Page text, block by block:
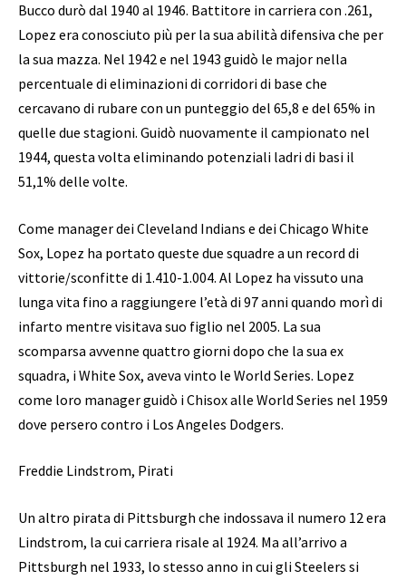
Bucco durò dal 1940 al 1946. Battitore in carriera con .261,
Lopez era conosciuto più per la sua abilità difensiva che per
la sua mazza. Nel 1942 e nel 1943 guidò le major nella
percentuale di eliminazioni di corridori di base che
cercavano di rubare con un punteggio del 65,8 e del 65% in
quelle due stagioni. Guidò nuovamente il campionato nel
1944, questa volta eliminando potenziali ladri di basi il
51,1% delle volte.
Come manager dei Cleveland Indians e dei Chicago White
Sox, Lopez ha portato queste due squadre a un record di
vittorie/sconfitte di 1.410-1.004. Al Lopez ha vissuto una
lunga vita fino a raggiungere l’età di 97 anni quando morì di
infarto mentre visitava suo figlio nel 2005. La sua
scomparsa avvenne quattro giorni dopo che la sua ex
squadra, i White Sox, aveva vinto le World Series. Lopez
come loro manager guidò i Chisox alle World Series nel 1959
dove persero contro i Los Angeles Dodgers.
Freddie Lindstrom, Pirati
Un altro pirata di Pittsburgh che indossava il numero 12 era
Lindstrom, la cui carriera risale al 1924. Ma all’arrivo a
Pittsburgh nel 1933, lo stesso anno in cui gli Steelers si